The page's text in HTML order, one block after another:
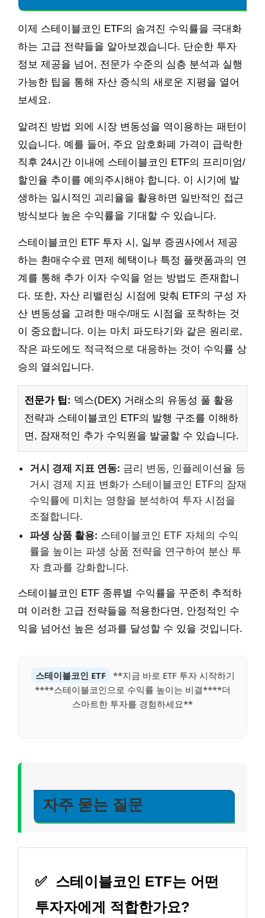
이제 스테이블코인 ETF의 숨겨진 수익률을 극대화
하는 고급 전략들을 알아보겠습니다. 단순한 투자
정보 제공을 넘어, 전문가 수준의 심층 분석과 실행
가능한 팁을 통해 자산 증식의 새로운 지평을 열어
보세요.
알려진 방법 외에 시장 변동성을 역이용하는 패턴이
있습니다. 예를 들어, 주요 암호화폐 가격이 급락한
직후 24시간 이내에 스테이블코인 ETF의 프리미엄/
할인율 추이를 예의주시해야 합니다. 이 시기에 발
생하는 일시적인 괴리율을 활용하면 일반적인 접근
방식보다 높은 수익률을 기대할 수 있습니다.
스테이블코인 ETF 투자 시, 일부 증권사에서 제공
하는 환매수수료 면제 혜택이나 특정 플랫폼과의 연
계를 통해 추가 이자 수익을 얻는 방법도 존재합니
다. 또한, 자산 리밸런싱 시점에 맞춰 ETF의 구성 자
산 변동성을 고려한 매수/매도 시점을 포착하는 것
이 중요합니다. 이는 마치 파도타기와 같은 원리로,
작은 파도에도 적극적으로 대응하는 것이 수익률 상
승의 열쇠입니다.
전문가 팁: 덱스(DEX) 거래소의 유동성 풀 활용
전략과 스테이블코인 ETF의 발행 구조를 이해하
면, 잠재적인 추가 수익원을 발굴할 수 있습니다.
거시 경제 지표 연동: 금리 변동, 인플레이션율 등
거시 경제 지표 변화가 스테이블코인 ETF의 잠재
수익률에 미치는 영향을 분석하여 투자 시점을
조절합니다.
파생 상품 활용: 스테이블코인 ETF 자체의 수익
률을 높이는 파생 상품 전략을 연구하여 분산 투
자 효과를 강화합니다.
스테이블코인 ETF 종류별 수익률을 꾸준히 추적하
며 이러한 고급 전략들을 적용한다면, 안정적인 수
익을 넘어선 높은 성과를 달성할 수 있을 것입니다.
스테이블코인 ETF
**지금 바로 ETF 투자 시작하기
****스테이블코인으로 수익률 높이는 비결****더
스마트한 투자를 경험하세요**
자주 묻는 질문
✅ 스테이블코인 ETF는 어떤
투자자에게 적합한가요?